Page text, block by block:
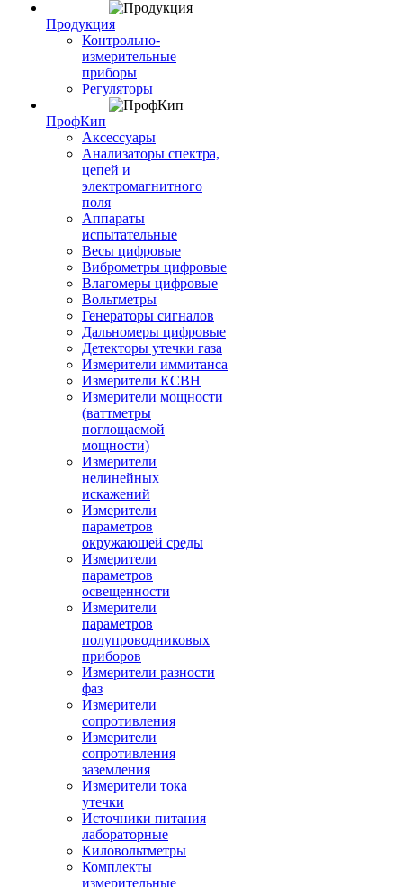
Продукция
Контрольно-
измерительные
приборы
Регуляторы
ПрофКип
Аксессуары
Анализаторы спектра,
цепей и
электромагнитного
поля
Аппараты
испытательные
Весы цифровые
Виброметры цифровые
Влагомеры цифровые
Вольтметры
Генераторы сигналов
Дальномеры цифровые
Детекторы утечки газа
Измерители иммитанса
Измерители КСВН
Измерители мощности
(ваттметры
поглощаемой
мощности)
Измерители
нелинейных
искажений
Измерители
параметров
окружающей среды
Измерители
параметров
освещенности
Измерители
параметров
полупроводниковых
приборов
Измерители разности
фаз
Измерители
сопротивления
Измерители
сопротивления
заземления
Измерители тока
утечки
Источники питания
лабораторные
Киловольтметры
Комплекты
измерительные